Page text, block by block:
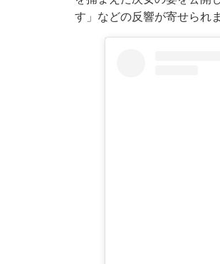
す」などの反響が寄せられ